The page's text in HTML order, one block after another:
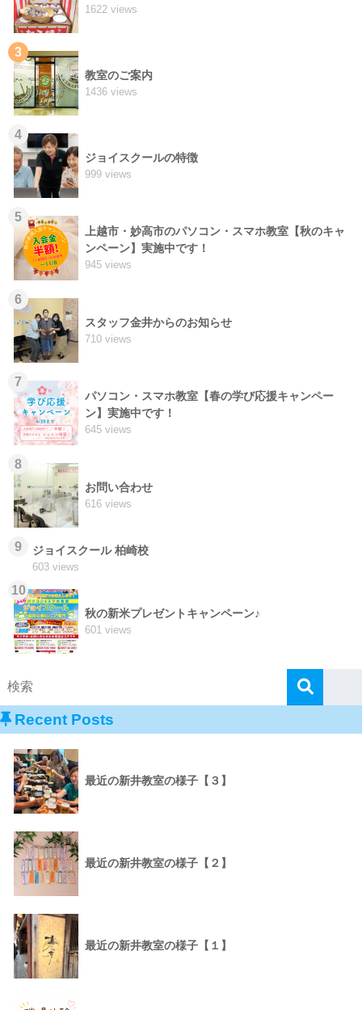
1622 views
3
教室のご案内
1436 views
4
ジョイスクールの特徴
999 views
5
上越市・妙高市のパソコン・スマホ教室【秋のキャ
ンペーン】実施中です！
945 views
6
スタッフ金井からのお知らせ
710 views
7
パソコン・スマホ教室【春の学び応援キャンペー
ン】実施中です！
645 views
8
お問い合わせ
616 views
9 ジョイスクール 柏崎校
603 views
10
秋の新米プレゼントキャンペーン♪
601 views
Recent Posts
最近の新井教室の様子【３】
最近の新井教室の様子【２】
最近の新井教室の様子【１】